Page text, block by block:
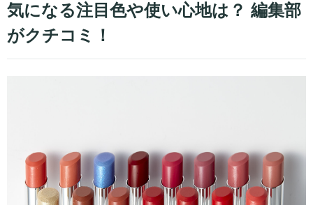
気になる注目色や使い心地は？ 編集部
がクチコミ！